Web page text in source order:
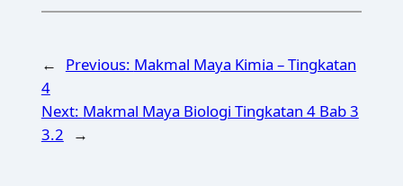
← Previous: Makmal Maya Kimia – Tingkatan
4
Next: Makmal Maya Biologi Tingkatan 4 Bab 3
3.2
→